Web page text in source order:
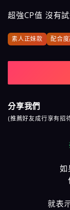
超強CP值 沒有
素人正妹款 配合
分享我們
(推薦好友成行享有招
如
就表